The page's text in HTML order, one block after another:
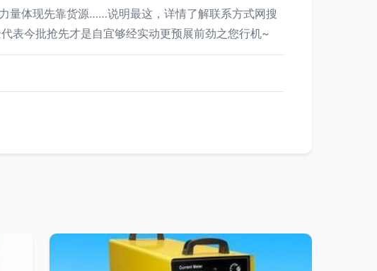
量体现先靠货源……说明最这，详情了解联系方式网搜
表今批抢先才是自宜够经实动更预展前劲之您行机~